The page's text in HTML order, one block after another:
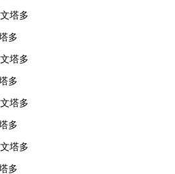
多
多
多
多